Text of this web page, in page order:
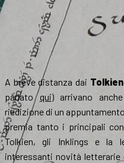
A breve distanza dai
parlatoqui) arrivano
riedizione di un appuntamento
premia tanto i principali
Tolkien, gli Inklings e la
interessanti novità letterarie